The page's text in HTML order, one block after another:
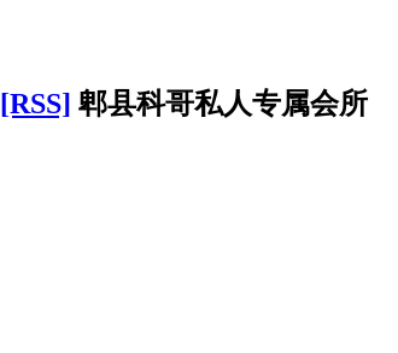
[RSS] 郫县科哥私人专属会所